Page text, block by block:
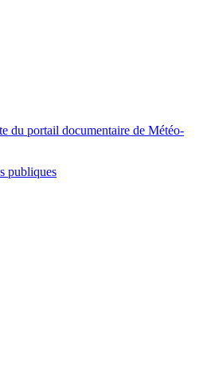
du portail documentaire de Météo-
publiques